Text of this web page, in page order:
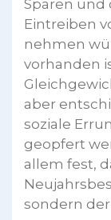
Sparen und
Eintreiben
nehmen
vorhanden
aber
soziale
geopfert
allem fest,
sondern der